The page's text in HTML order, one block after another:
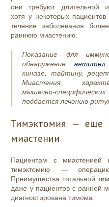
они требуют длительной
хотя у некоторых
течение заболевания
раннюю миастению.
Показание для
обнаружение антител
киназе, тайтину,
Миастения,
мышечно-
поддается лечению
Тимэктомия — еще
миастении
Пациентам с миастенией
тимэктомию —
Преимущества тотальной
даже у пациентов с ранней
диагностирована тимома.